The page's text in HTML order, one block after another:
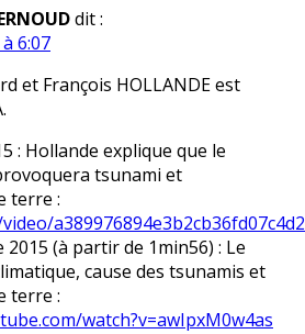
dit :
6:07
et François HOLLANDE est
: Hollande explique que le
tsunami et
terre :
2015 (à partir de 1min56) : Le
cause des tsunamis et
terre :
watch?v=awIpxM0w4as